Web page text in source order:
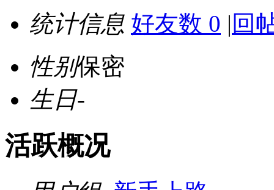
统计信息 好友数 0 | 回
性别保密
生日-
活跃概况